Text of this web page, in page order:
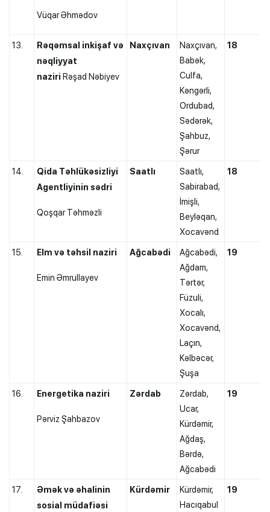
Vüqar Əhmədov
13.
Rəqəmsal inkişaf və
nəqliyyat
naziri Rəşad Nəbiyev
Naxçıvan
Naxçıvan,
Babək,
Culfa,
Kəngərli,
Ordubad,
Sədərək,
Şahbuz,
Şərur
18
14.
Qida Təhlükəsizliyi
Agentliyinin sədri
Qoşqar Təhməzli
Saatlı
Saatlı,
Sabirabad,
İmişli,
Beyləqan,
Xocavənd
18
15. Elm və təhsil naziri
Emin Əmrullayev
Ağcabədi
Ağcabədi,
Ağdam,
Tərtər,
Füzuli,
Xocalı,
Xocavənd,
Laçın,
Kəlbəcər,
Şuşa
19
16. Energetika naziri
Pərviz Şahbazov
Zərdab
Zərdab,
Ucar,
Kürdəmir,
Ağdaş,
Bərdə,
Ağcabədi
19
17.
Əmək və əhalinin
sosial müdafiəsi
Kürdəmir
Kürdəmir,
Hacıqabul
19